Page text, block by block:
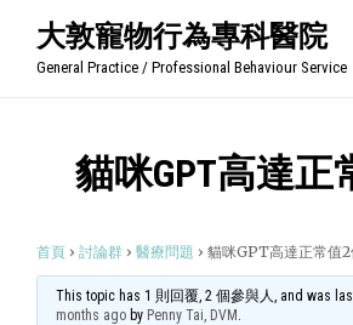
大敦寵物行為專科醫院
General Practice / Professional Behaviour Service
貓咪GPT高達正
首頁 › 討論群 › 醫療問題 › 貓咪GPT高達正常值
This topic has 1 則回覆, 2 個參與人, and was
months ago by Penny Tai, DVM .